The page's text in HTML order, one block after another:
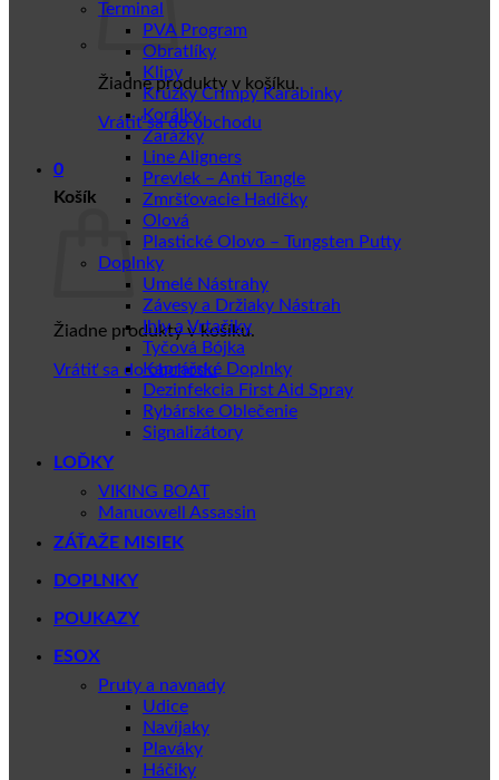
Žiadne produkty v košíku.
Vrátiť sa do obchodu
0
Košík
Žiadne produkty v košíku.
Vrátiť sa do obchodu
Terminal
PVA Program
Obratlíky
Klipy
Krúžky Crimpy Karabinky
Korálky
Zarážky
Line Aligners
Prevlek – Anti Tangle
Zmršťovacie Hadičky
Olová
Plastické Olovo – Tungsten Putty
Doplnky
Umelé Nástrahy
Závesy a Držiaky Nástrah
Ihly a Vrtačiky
Tyčová Bójka
Kaprářské Doplnky
Dezinfekcia First Aid Spray
Rybárske Oblečenie
Signalizátory
LOĎKY
VIKING BOAT
Manuowell Assassin
ZÁŤAŽE MISIEK
DOPLNKY
POUKAZY
ESOX
Pruty a navnady
Udice
Navijaky
Plaváky
Háčiky